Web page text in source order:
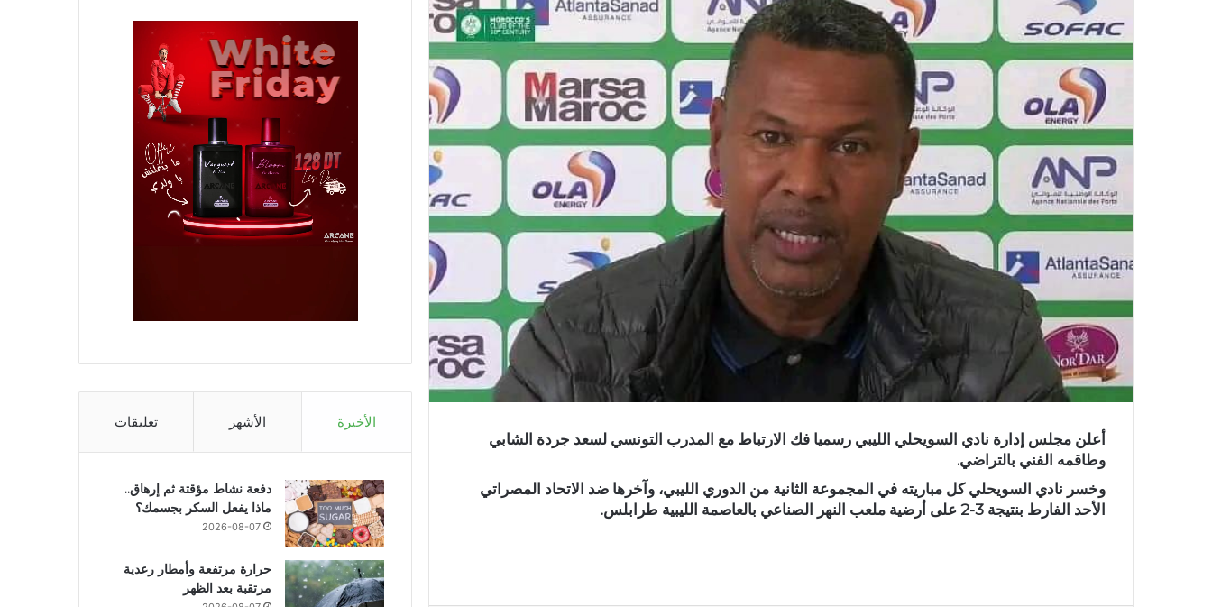
أعلن مجلس إدارة نادي السويحلي الليبي رسميا فك الارتباط مع المدرب التونسي لسعد جردة الشابي
وطاقمه الفني بالتراضي.
وخسر نادي السويحلي كل مباريته في المجموعة الثانية من الدوري الليبي، وآخرها ضد الاتحاد المصراتي
الأحد الفارط بنتيجة 3-2 على أرضية ملعب النهر الصناعي بالعاصمة الليبية طرابلس.
الأخيرة الأشهر تعليقات
دفعة نشاط مؤقتة ثم إرهاق..
ماذا يفعل السكر بجسمك؟
2026-08-07
حرارة مرتفعة وأمطار رعدية
مرتقبة بعد الظهر